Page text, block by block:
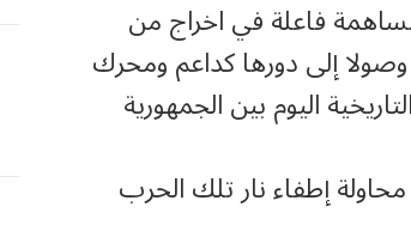
فاعلة في اخراج من
اللعينة المفروضة عليه عبر اتفاق الطائف عام 1989, وصولا إلى دورها كداعم ومحرك
اليوم بين الجمهورية
إطفاء نار تلك الحرب